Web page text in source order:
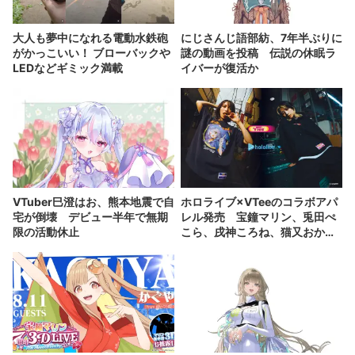
大人も夢中になれる電動水鉄砲
がかっこいい！ ブローバックや
LEDなどギミック満載
にじさんじ語部紡、7年半ぶりに
謎の動画を投稿 伝説の休眠ラ
イバーが復活か
VTuber巳澄はお、熊本地震で自
宅が倒壊 デビュー半年で無期
限の活動休止
ホロライブ×VTeeのコラボアパ
レル発売 宝鐘マリン、兎田ぺ
こら、戌神ころね、猫又おかゆ